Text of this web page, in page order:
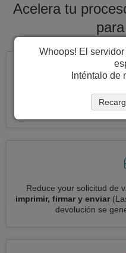
Acelera tu
Solicite varias visas a la
de ingresar
Reduce your solicitud de
imprimir, firmar y enviar
devolución se
Whoops! El
Inténtalo de